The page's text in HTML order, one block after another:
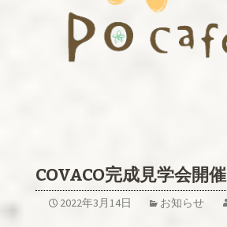
COVACO完成見学会開催
2022年3月14日 お知らせ